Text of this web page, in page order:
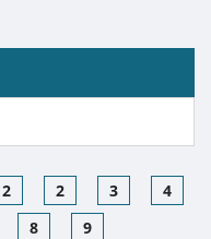
в
в тепловой
с количеством
входят кронштейны и
2 3
4
8 9